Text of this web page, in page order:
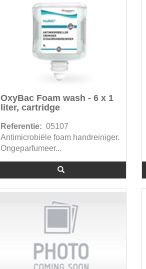
OxyBac Foam wash - 6 x 1
liter, cartridge
Referentie: 05107
Antimicrobiële foam handreiniger.
Ongeparfumeer...